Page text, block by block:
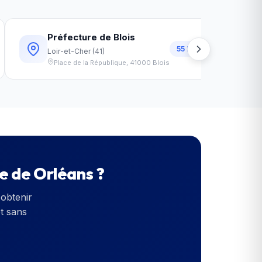
Préfecture de Blois
Loir-et-Cher(41)
Place de la République, 41000 Blois
55 km
de Orléans?
sans